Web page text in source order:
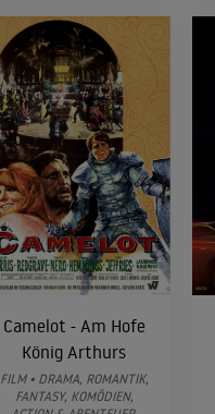
Camelot - Am Hofe
König Arthurs
FILM • DRAMA, ROMANTIK,
FANTASY, KOMÖDIEN,